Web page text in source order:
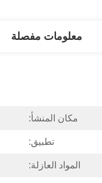
معلومات مفصلة
مكان المنشأ:
تطبيق:
المواد العازلة: